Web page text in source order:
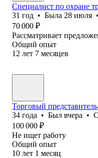
Специалист по охране
31 год • Была 28 июля •
70 000 ₽
Рассматривает
Общий опыт
12 лет 7 месяцев
Торговый представитель
34 года • Был вчера •
100 000 ₽
Не ищет работу
Общий опыт
10 лет 1 месяц